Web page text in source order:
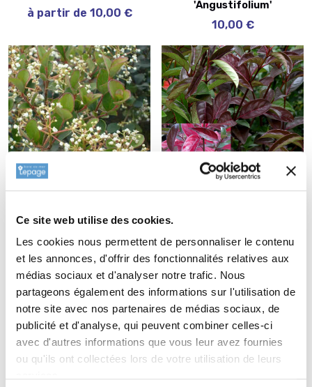
Ce site web utilise des cookies.
Les cookies nous permettent de personnaliser le contenu
et les annonces, d'offrir des fonctionnalités relatives aux
médias sociaux et d'analyser notre trafic. Nous
partageons également des informations sur l'utilisation de
notre site avec nos partenaires de médias sociaux, de
publicité et d'analyse, qui peuvent combiner celles-ci
avec d'autres informations que vous leur avez fournies
ou qu'ils ont collectées lors de votre utilisation de leurs
à partir de 10,00 €
'Angustifolium'
10,00 €
à partir de 12,00 €